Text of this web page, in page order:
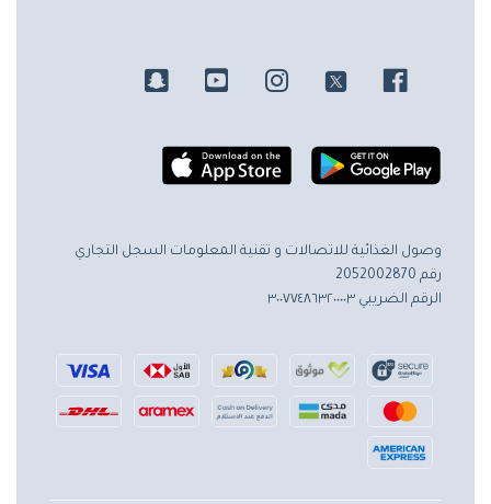
وصول الغذائية للاتصالات و تقنية المعلومات السجل التجاري
رقم 2052002870
الرقم الضريبي ٣٠٠٧٧٤٨٦٣٢٠٠٠٠٣